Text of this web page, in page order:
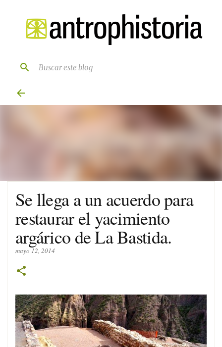
Ir al contenido principal
Se llega a un acuerdo para
restaurar el yacimiento
argárico de La Bastida.
mayo 12, 2014